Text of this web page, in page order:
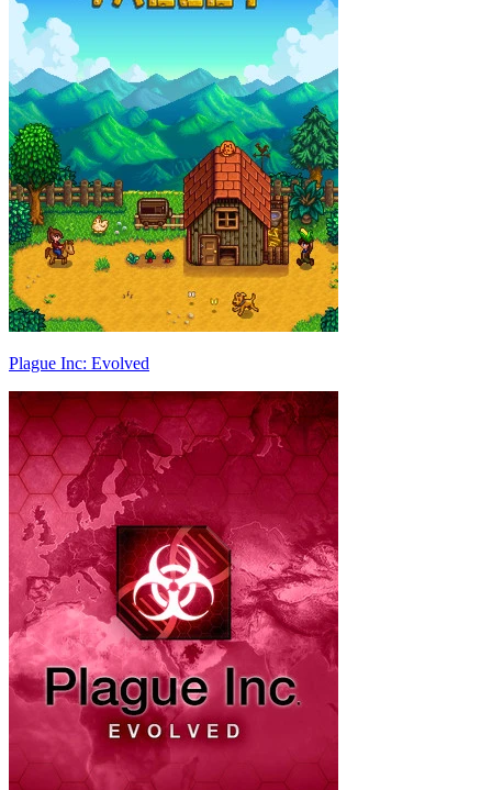
Plague Inc: Evolved